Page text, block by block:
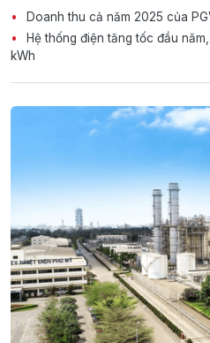
Doanh thu cả năm 2025 của
Hệ thống điện tăng tốc đầu
kWh